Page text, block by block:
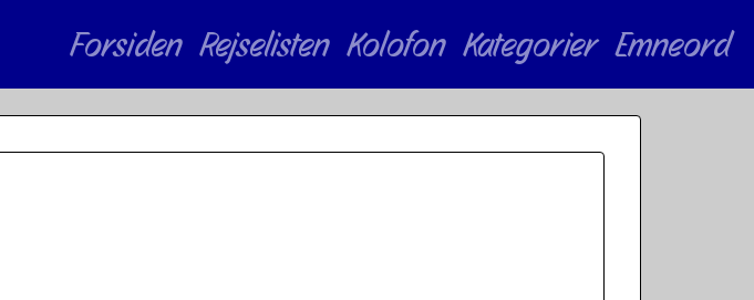
Forsiden Rejselisten Kolofon Kategorier Emneord